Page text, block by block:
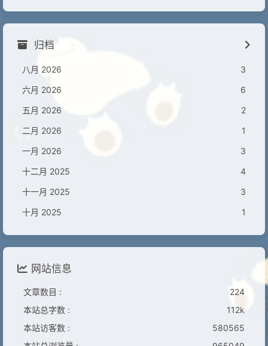
归档
八月 2026
3
六月 2026
6
五月 2026
2
二月 2026
1
一月 2026
3
十二月 2025
4
十一月 2025
3
十月 2025
1
网站信息
文章数目 :
224
本站总字数 :
112k
本站访客数 :
580565